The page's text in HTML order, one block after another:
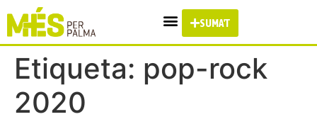
SUMA'T
Etiqueta: pop-rock
2020